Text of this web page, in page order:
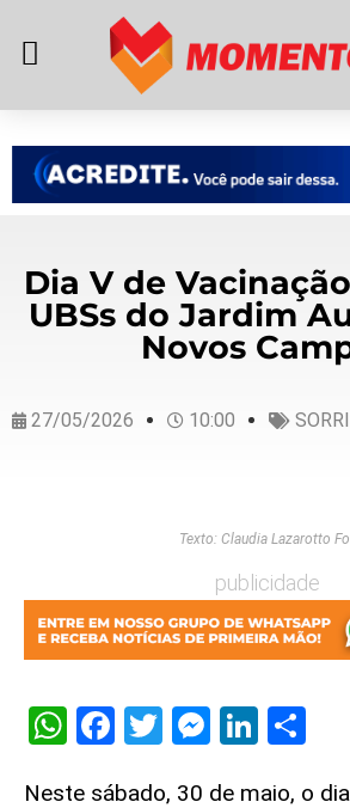
Dia V de
UBSs do Jardim
Novos
27/05/2026 10:00
Texto: Claudia Lazarotto
publicidade
WhatsApp
Facebook
Twitter
Neste sábado, 30 de maio, o